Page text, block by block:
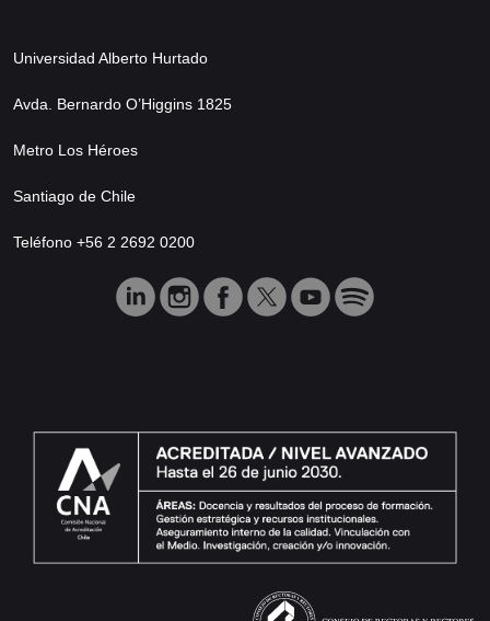
Universidad Alberto Hurtado
Avda. Bernardo O’Higgins 1825
Metro Los Héroes
Santiago de Chile
Teléfono +56 2 2692 0200